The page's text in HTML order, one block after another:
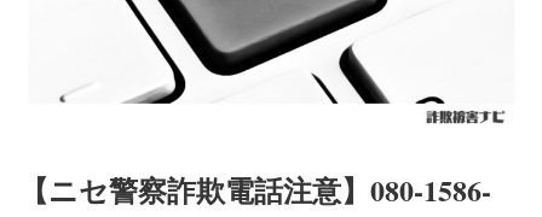
【ニセ警察詐欺電話注意】080-1586-